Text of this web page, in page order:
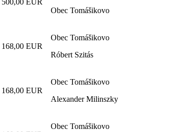
Obec Tomášikovo
168,00 EUR
Obec Tomášikovo
Róbert Szitás
168,00 EUR
Obec Tomášikovo
Alexander Milinszky
Obec Tomášikovo